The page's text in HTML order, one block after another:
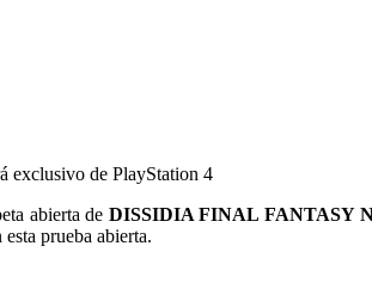
de PlayStation 4
abierta de DISSIDIA FINAL FANTASY
prueba abierta.